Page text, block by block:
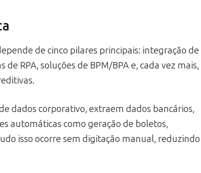
de cinco pilares principais: integração de
RPA, soluções de BPM/BPA e, cada vez mais,
dados corporativo, extraem dados bancários,
automáticas como geração de boletos,
isso ocorre sem digitação manual, reduzindo